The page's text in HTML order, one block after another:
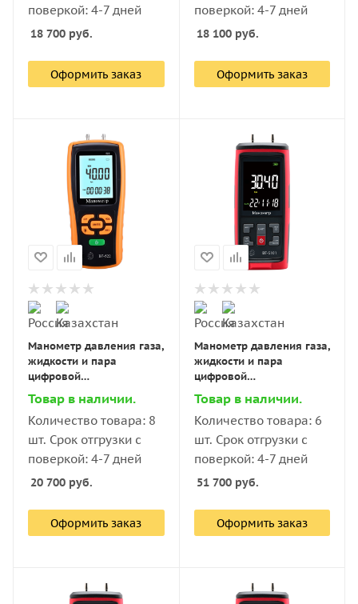
поверкой: 4-7 дней
18 700 руб.
Оформить заказ
поверкой: 4-7 дней
18 100руб.
Оформить заказ
Манометр давления газа,
жидкости и пара
цифровой
дифференциальный В7-
522 ±100 кПа
Товар в наличии.
Количество товара: 8
шт. Срок отгрузки с
поверкой: 4-7 дней
20 700 руб.
Оформить заказ
Манометр давления газа,
жидкости и пара
цифровой
дифференциальный В7-
5101 ±0,125 кПа
Товар в наличии.
Количество товара: 6
шт. Срок отгрузки с
поверкой: 4-7 дней
51 700руб.
Оформить заказ